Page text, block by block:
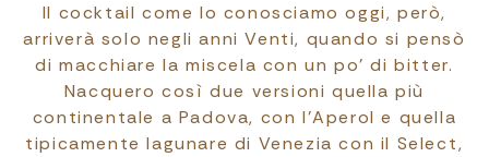
Il cocktail come lo conosciamo oggi, però,
arriverà solo negli anni Venti, quando si pensò
di macchiare la miscela con un po’ di bitter.
Nacquero così due versioni quella più
continentale a Padova, con l’Aperol e quella
tipicamente lagunare di Venezia con il Select,